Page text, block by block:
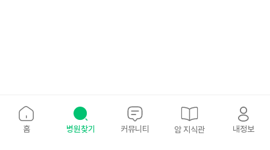
홈 병원찾기 커뮤니티 암 지식관 내정보